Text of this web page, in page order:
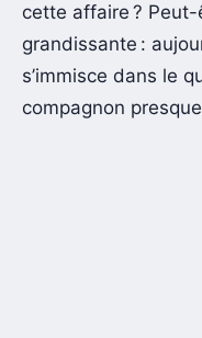
cette affaire ?
grandissante :
s’immisce dans le
compagnon